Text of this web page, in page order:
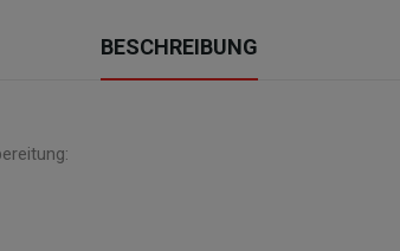
BESCHREIBUNG